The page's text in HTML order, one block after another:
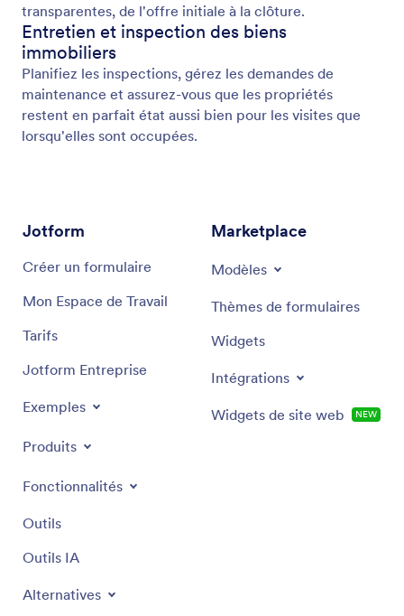
transparentes, de l'offre initiale à la clôture.
Entretien et inspection des biens
immobiliers
Planifiez les inspections, gérez les demandes de
maintenance et assurez-vous que les propriétés
restent en parfait état aussi bien pour les visites que
lorsqu'elles sont occupées.
Jotform
Créer un formulaire
Mon Espace de Travail
Tarifs
Jotform Entreprise
Exemples
Produits
Fonctionnalités
Outils
Outils IA
Alternatives
Marketplace
Modèles
Thèmes de formulaires
Widgets
Intégrations
Widgets de site web NEW